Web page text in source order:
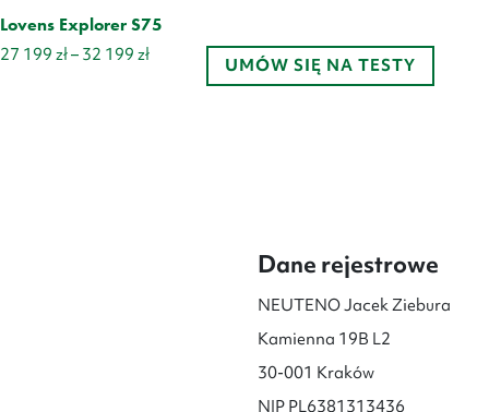
Lovens Explorer S75
27 199 zł– 32 199 złZakres
UMÓW SIĘ NA TESTY
Dane rejestrowe
NEUTENO Jacek Ziebura
Kamienna 19B L2
30-001 Kraków
NIP PL6381313436